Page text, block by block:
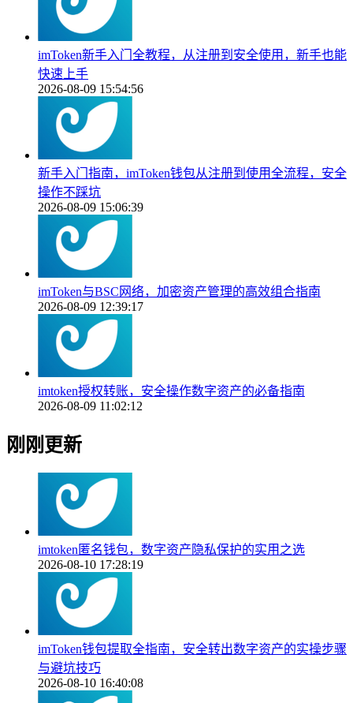
imToken新手入门全教程，从注册到安全使用，新手也能
快速上手
2026-08-09 15:54:56
新手入门指南，imToken钱包从注册到使用全流程，安全
操作不踩坑
2026-08-09 15:06:39
imToken与BSC网络，加密资产管理的高效组合指南
2026-08-09 12:39:17
imtoken授权转账，安全操作数字资产的必备指南
2026-08-09 11:02:12
刚刚更新
imtoken匿名钱包，数字资产隐私保护的实用之选
2026-08-10 17:28:19
imToken钱包提取全指南，安全转出数字资产的实操步骤
与避坑技巧
2026-08-10 16:40:08